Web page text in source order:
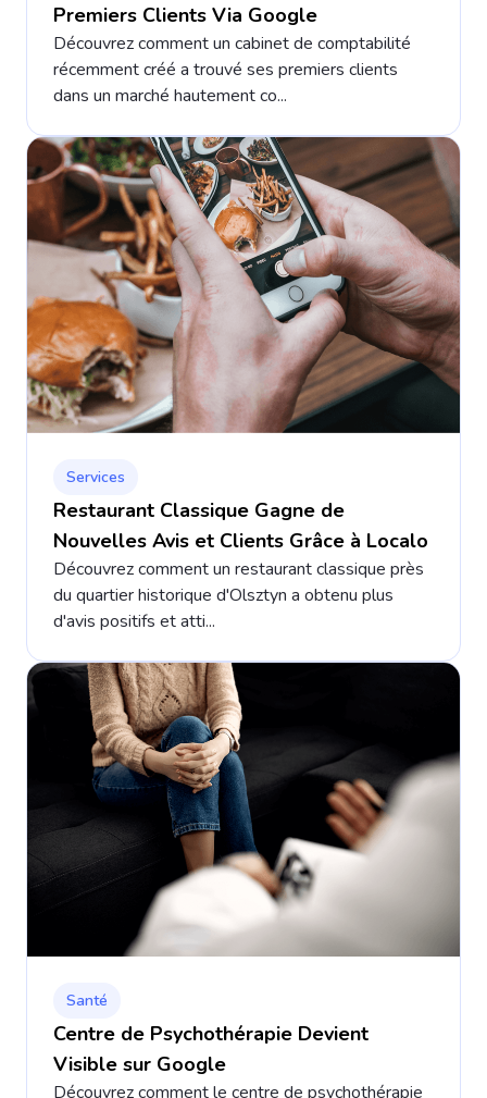
Premiers Clients Via Google
Découvrez comment un cabinet de comptabilité
récemment créé a trouvé ses premiers clients
dans un marché hautement co...
Services
Restaurant Classique Gagne de
Nouvelles Avis et Clients Grâce à Localo
Découvrez comment un restaurant classique près
du quartier historique d'Olsztyn a obtenu plus
d'avis positifs et atti...
Santé
Centre de Psychothérapie Devient
Visible sur Google
Découvrez comment le centre de psychothérapie